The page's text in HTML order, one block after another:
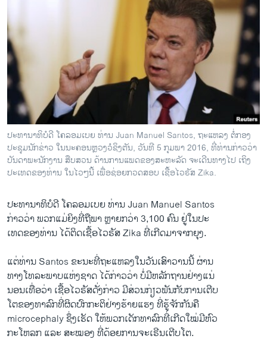
ອິດສະຫຼະພາບດ້ານການຂ່າວ
ຊີວິດຊາວລາວ
ຊຸມຊົນຊາວລາວ
ວິທະຍາສາດ-ເທັກໂນໂລຈີ
ທຸລະກິດ
ພາສາອັງກິດ
ວີດີໂອ
ສຽງ
ລາຍງານ
ຕິດຕາມພວກເຮົາ ທີ່
ພາສາຕ່າງໆ
ປະທານາທິບໍດີ ໂຄລອມເບຍ ທ່ານ Juan Manuel Santos, ຖະແຫລງ ຕໍ່ກອງ
ປະຊຸມນັກຂ່າວ ໃນນະຄອນຫຼວງວໍຊິງຕັນ, ວັນທີ 5 ກຸມພາ 2016, ທີ່ທ່ານກ່າວວ່າ
ບັນດາພະນັກງານ ສືບສວນ ດ້ານການແພດຂອງສະຫະລັດ ຈະເດີນທາງໄປ ເຖິງ
ປະເທດຂອງທ່ານ ໃນໄວໆນີ້ ເພື່ອຊ່ອຍກວດສອບ ເຊື້ອໄວຣັສ Zika.
ປະທານາທິບໍດີ ໂຄລອມເບຍ ທ່ານ Juan Manuel Santos
ກ່າວວ່າ ພວກແມ່ຍິງທີ່ຖືພາ ຫຼາຍກວ່າ 3,100 ຄົນ ຢູ່ໃນປະ
ເທດຂອງທ່ານ ໄດ້ຕິດເຊື້ອໄວຣັສ Zika ທີ່ເກີດມາຈາກຍຸງ.
ແຕ່ທ່ານ Santos ຂະນະທີ່ຖະແຫລງໃນວັນເສົາວານນີ້ ຜ່ານ
ທາງໂທລະພາບແຫ່ງຊາດ ໄດ້ກ່າວວ່າ ບໍ່ມີຫລັກຖານຢ່າງແນ່
ນອນເທື່ອວ່າ ເຊື້ອໄວຣັສດັ່ງກ່າວ ມີສ່ວນກ່ຽວພັນກັບການເຕີບ
ໂຕຂອງທາລົກທີ່ຜິດປົກກະຕິຢ່າງຮ້າຍແຮງ ທີ່ຮູ້ຈັກກັນຄື
microcephaly ຊຶ່ງເຮັດ ໃຫ້ພວກເດັກທາລົກທີ່ເກີດໃໝ່ມີຫົວ
ກະໂຫລກ ແລະ ສະໝອງ ທີ່ດ້ອຍການຈະເຣີນເຕີບໂຕ.